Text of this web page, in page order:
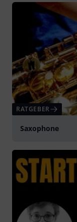
RATGEBER
Saxophone